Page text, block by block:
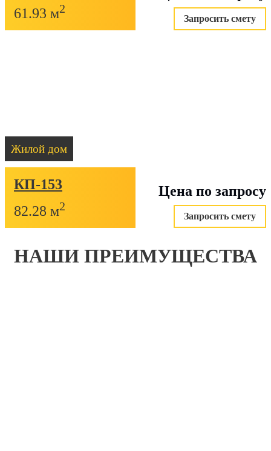
61.93 м2
Запросить смету
Жилой дом
КП-153
82.28 м2
Цена по запросу
Запросить смету
НАШИ ПРЕИМУЩЕСТВА